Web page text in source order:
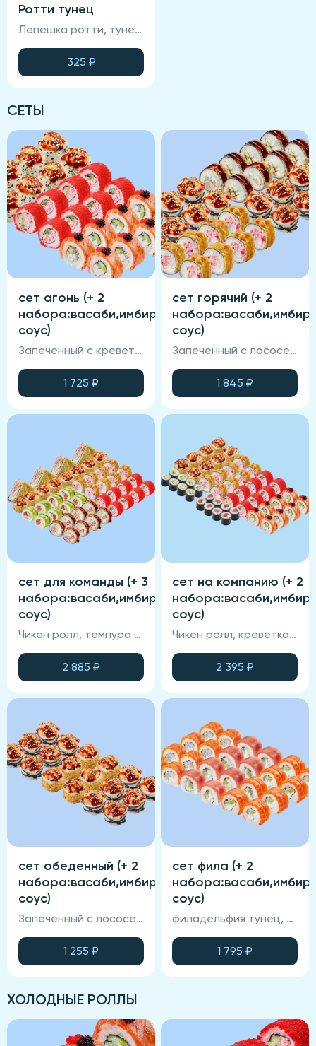
Ротти тунец
Лепешка ротти, тунец, яйцо, васаби, салат айсберг
325 ₽
СЕТЫ
сет агонь (+ 2
набора:васаби,имбирь,соевый
соус)
Запеченный с креветкой,калифорния крабом, филадельфия агонь.
1 725 ₽
сет горячий (+ 2
соус)
Запеченный с лососем, запеченный с тунцом, креветка-темпура, чикен-темпура.
1 845 ₽
сет для команды (+ 3
набора:васаби,имбирь,соевый
соус)
Чикен ролл, темпура с креветкой, калифорния с крабом, онигири ис крабом, темпура с угрем, авокадо с лососем
2 885 ₽
сет на компанию (+ 2
соус)
Чикен ролл, креветка-темпура, калифорния с крабом, маки с тунцом, маки огурец-авокадо,филадельфия агонь.
2 395 ₽
сет обеденный (+ 2
набора:васаби,имбирь,соевый
соус)
Запеченный с лососем, запеченный с тунцом, чикен ролл (по 6 шт в порции).
1 255 ₽
сет фила (+ 2
соус)
филадельфия тунец, филадельфия лосось, филадельфия креветка
1 795 ₽
ХОЛОДНЫЕ РОЛЛЫ